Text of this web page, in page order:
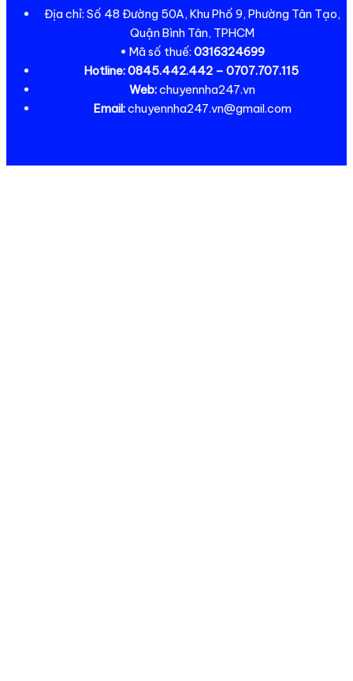
Địa chỉ: Số 48 Đường 50A, Khu Phố 9, Phường Tân Tạo,
Quận Bình Tân, TPHCM
• Mã số thuế: 0316324699
Hotline:0845.442.442 – 0707.707.115
Web:chuyennha247.vn
Email:chuyennha247.vn@gmail.com